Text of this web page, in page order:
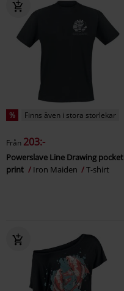
% Finns även i stora storlekar
Från 203:-
Powerslave Line Drawing pocket
print
Iron Maiden T-shirt